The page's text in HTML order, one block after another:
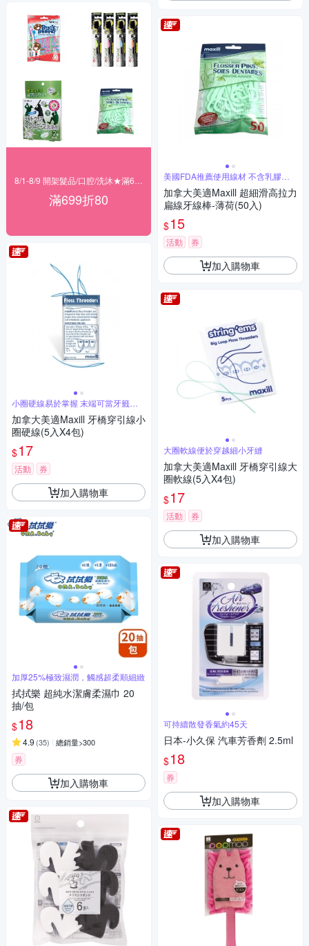
滿699折80
小圈硬線易於掌握 末端可當牙籤使
用
加拿大美適Maxill 牙橋穿引線小
圈硬線(5入X4包)
$17
活動 券
加入購物車
加厚25%極致濕潤，觸感超柔順細緻
拭拭樂 超純水潔膚柔濕巾 20
抽/包
$18
4.9 (35) 總銷量>300
券
加入購物車
美國FDA推薦使用線材 不含乳膠及
麩質
加拿大美適Maxill 超細滑高拉力
扁線牙線棒-薄荷(50入)
$15
活動 券
加入購物車
大圈軟線便於穿越細小牙縫
加拿大美適Maxill 牙橋穿引線大
圈軟線(5入X4包)
$17
活動 券
加入購物車
可持續散發香氣約45天
日本-小久保 汽車芳香劑 2.5ml
$18
券
加入購物車